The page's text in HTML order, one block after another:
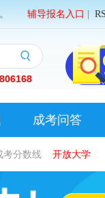
辅导报名入口
成考问答
考分数线 开放大学